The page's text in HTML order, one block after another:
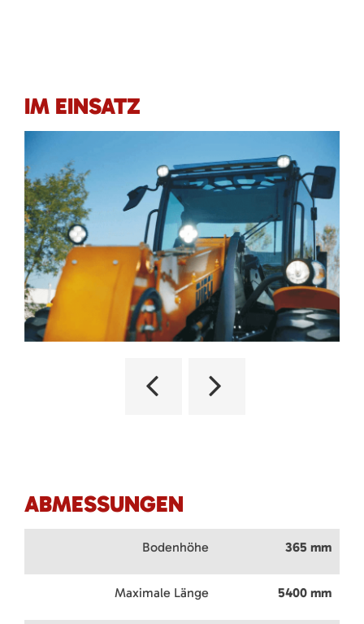
IM EINSATZ
ABMESSUNGEN
Bodenhöhe 365 mm
Maximale Länge 5400 mm